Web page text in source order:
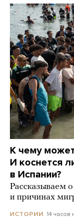
К чему
И коснется
в Испании?
Рассказываем
и причинах
ИСТОРИИ 14 часов